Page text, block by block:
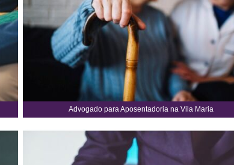
Advogado para Aposentadoria na Vila Maria